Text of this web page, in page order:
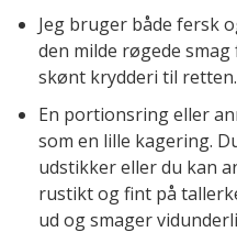
Jeg bruger både fersk
den milde røgede
skønt krydderi til retten.
En portionsring eller
som en lille kagering.
udstikker eller du kan
rustikt og fint på
ud og smager